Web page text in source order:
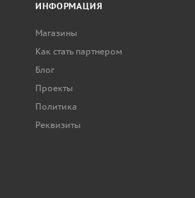
ИНФОРМАЦИЯ
Магазины
Как стать партнером
Блог
Проекты
Политика
Реквизиты